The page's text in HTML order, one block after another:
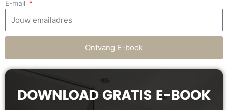
E-mail
Ontvang E-book